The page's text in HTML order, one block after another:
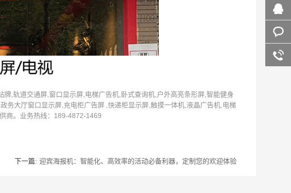
,轨道交通屏,窗口显示屏,电梯广告机,卧式查询机,户外高亮条形屏,智能健身
务大厅窗口显示屏,充电柜广告屏 ,快递柜显示屏,触摸一体机,液晶广告机,电梯
商。业务热线：189-4872-1469
下一篇: 迎宾海报机：智能化、高效率的活动必备利器，定制您的欢迎体验
百度商
在线咨
客服咨